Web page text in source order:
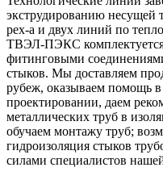
экструдированию несущей
pex-a и двух линий по
ТВЭЛ-ПЭКС
фитинговыми
стыков. Мы доставляем
рубеж, оказываем помощь
проектировании, даем
металлических труб в
обучаем монтажу труб;
гидроизоляция стыков
силами специалистов